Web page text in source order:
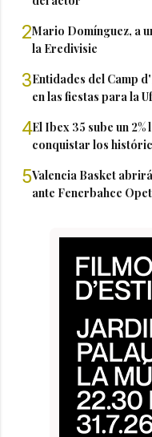
2Mario Domínguez, a
la Eredivisie
3Entidades del Camp
en las fiestas para la
4El Ibex 35 sube un
conquistar los
5Valencia Basket
ante Fenerbahce Opet